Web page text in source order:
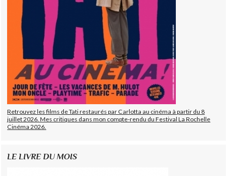
Retrouvez les films de Tati restaurés par Carlotta au cinéma à partir du 8
juillet 2026. Mes critiques dans mon compte-rendu du Festival La Rochelle
Cinéma 2026.
LE LIVRE DU MOIS